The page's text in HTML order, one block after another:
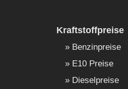
Kraftstoffpreise
Benzinpreise
E10 Preise
Dieselpreise